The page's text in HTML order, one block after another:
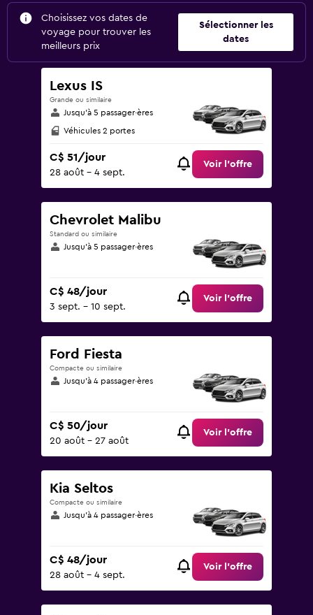
Choisissez vos dates de
voyage pour trouver les
meilleurs prix
Sélectionner les
dates
Lexus IS
Grande ou similaire
Jusqu’à 5 passager·ères
Véhicules 2 portes
C$ 51/jour
28 août - 4 sept.
Voir l’offre
Chevrolet Malibu
Standard ou similaire
Jusqu’à 5 passager·ères
C$ 48/jour
3 sept. - 10 sept.
Voir l’offre
Ford Fiesta
Compacte ou similaire
Jusqu’à 4 passager·ères
C$ 50/jour
20 août - 27 août
Voir l’offre
Kia Seltos
Compacte ou similaire
Jusqu’à 4 passager·ères
C$ 48/jour
28 août - 4 sept.
Voir l’offre